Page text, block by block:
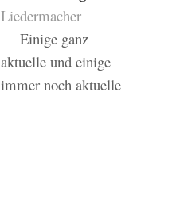
Liedermacher
Einige ganz
aktuelle und einige
immer noch aktuelle